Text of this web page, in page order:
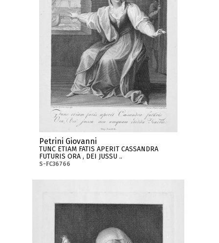
Petrini Giovanni
TUNC ETIAM FATIS APERIT CASSANDRA
FUTURIS ORA , DEI JUSSU ..
S-FC36766